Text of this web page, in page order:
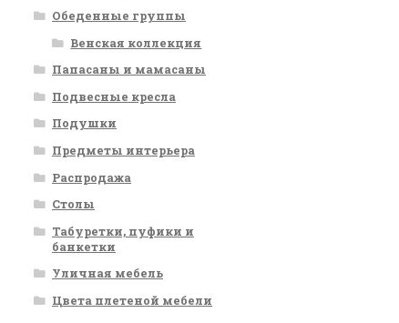
Обеденные группы
Венская коллекция
Папасаны и мамасаны
Подвесные кресла
Подушки
Предметы интерьера
Распродажа
Столы
Табуретки, пуфики и
банкетки
Уличная мебель
Цвета плетеной мебели